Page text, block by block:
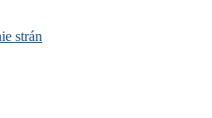
strán